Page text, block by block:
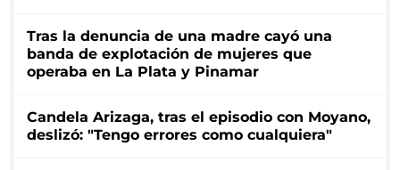
Tras la denuncia de una madre cayó una
banda de explotación de mujeres que
operaba en La Plata y Pinamar
Candela Arizaga, tras el episodio con Moyano,
deslizó: "Tengo errores como cualquiera"